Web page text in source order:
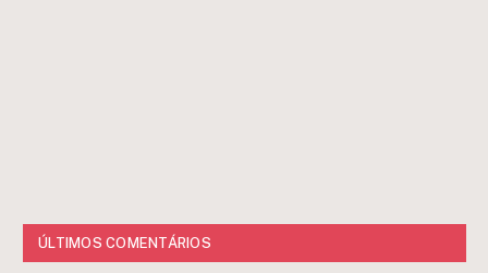
ÚLTIMOS COMENTÁRIOS